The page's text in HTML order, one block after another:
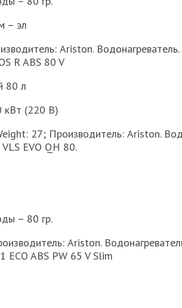
– эл
Ariston.
R ABS 80 V
80 л
кВт (220 В)
27; Производитель: Ariston.
EVO QH 80.
– 80 гр.
Ariston.
ECO ABS PW 65 V Slim